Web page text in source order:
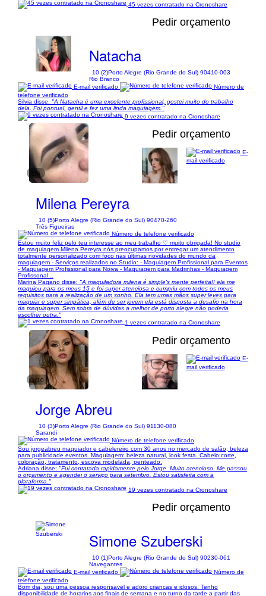
45 vezes contratado na Cronoshare
Pedir orçamento
Natacha
10 (2)Porto Alegre (Rio Grande do Sul) 90410-003
Rio Branco
E-mail verificado
Número de
telefone verificado
Silvia disse: "A Natacha é uma excelente profissional, gostei muito do trabalho
dela. Foi pontual, gentil e fez uma linda maquiagem."
9 vezes contratado na Cronoshare
1/6
Pedir orçamento
Milena Pereyra
10 (5)Porto Alegre (Rio Grande do Sul) 90470-260
Três Figueiras
E-
mail verificado
Número de telefone verificado
Estou muito feliz pelo teu interesse ao meu trabalho ♡ muito obrigada! No studio
de maquiagem Milena Pereyra nós preocupamos por entregar um atendimento
totalmente personalizado com foco nas últimas novidades do mundo da
maquiagem - Serviços realizados no Studio: - Maquiagem Profissional para Eventos
- Maquiagem Profissional para Noiva - Maquiagem para Madrinhas - Maquiagem
Profissonal...
Marina Pagano disse: "A maquiladora milena é simple's mente perfeita!! ela me
maquiou para os meus 15 e foi super atenciosa e cumpriu com todos os meus
requisitos para a realização de um sonho. Ela tem umas mãos super leves para
maquiar e super simpática, além de ser jovem ela está disposta a desafio na hora
da maquiagem. Sem sobra de dúvidas a melhor de porto alegre não poderia
escolher outra."
1 vezes contratado na Cronoshare
1/10
Pedir orçamento
Jorge Abreu
10 (3)Porto Alegre (Rio Grande do Sul) 91130-080
Sarandi
E-
mail verificado
Número de telefone verificado
Sou jorgeabreu maquiador e cabelereiro com 30 anos no mercado de salão, beleza
para publicidade eventos. Maquiagem: beleza natural, look festa. Cabelo:corte,
coloração, tratamento, escova modelada, penteado.
Adriana disse: "Fui contatada rapidamente pelo Jorge. Muito atencioso. Me passou
o orçamento e agendei o serviço para setembro. Estou satisfeita com a
plataforma."
19 vezes contratado na Cronoshare
Pedir orçamento
Simone Szuberski
10 (1)Porto Alegre (Rio Grande do Sul) 90230-061
Navegantes
E-mail verificado
Número de
telefone verificado
Bom dia, sou uma pessoa responsavel e adoro criancas e idosos. Tenho
disponibilidade de horarios aos finais de semana e no turno da tarde a partir das